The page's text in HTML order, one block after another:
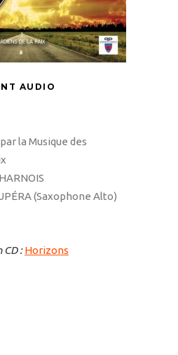
AUDIO
par la Musique des
(Saxophone Alto)
CD :Horizons